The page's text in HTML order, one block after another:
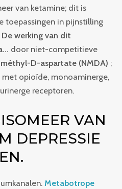
van ketamine; dit is
toepassingen in pijnstilling
De werking van dit
door niet-competitieve
D-aspartate (NMDA) ;
opioïde, monoaminerge,
receptoren.
VAN
DEPRESSIE
Metabotrope